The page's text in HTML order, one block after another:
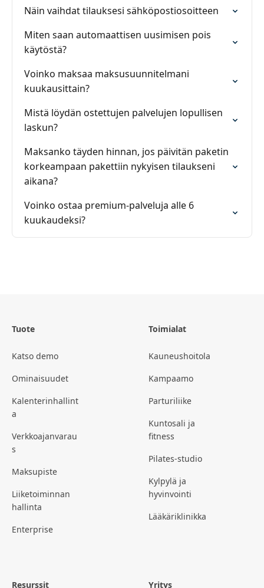
Näin vaihdat tilauksesi sähköpostiosoitteen
Miten saan automaattisen uusimisen pois
käytöstä?
Voinko maksaa maksusuunnitelmani
kuukausittain?
Mistä löydän ostettujen palvelujen lopullisen
laskun?
Maksanko täyden hinnan, jos päivitän paketin
korkeampaan pakettiin nykyisen tilaukseni
aikana?
Voinko ostaa premium-palveluja alle 6
kuukaudeksi?
Tuote
Katso demo
Ominaisuudet
Kalenterinhallint
a
Verkkoajanvarau
s
Maksupiste
Liiketoiminnan
hallinta
Enterprise
Toimialat
Kauneushoitola
Kampaamo
Parturiliike
Kuntosali ja
fitness
Pilates-studio
Kylpylä ja
hyvinvointi
Lääkäriklinikka
Resurssit Yritys